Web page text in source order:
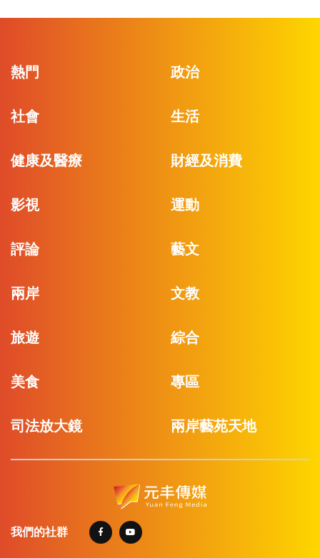
熱門 政治
社會 生活
健康及醫療 財經及消費
影視 運動
評論 藝文
兩岸 文教
旅遊 綜合
美食 專區
司法放大鏡 兩岸藝苑天地
我們的社群